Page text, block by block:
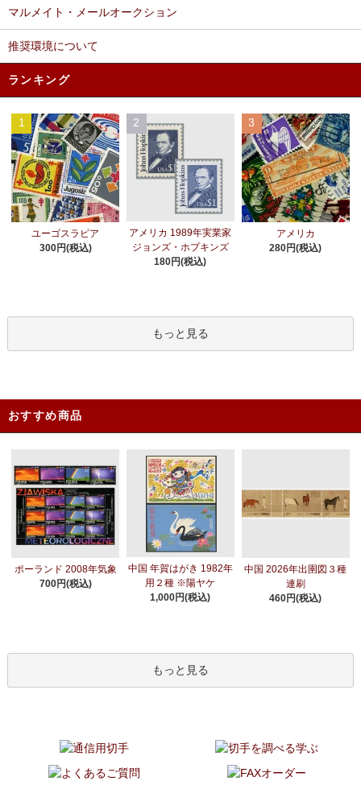
マルメイト・メールオークション
推奨環境について
ランキング
1
ユーゴスラビア
300円(税込)
2
アメリカ 1989年実業家
ジョンズ・ホプキンズ
180円(税込)
3
アメリカ
280円(税込)
もっと見る
おすすめ商品
ポーランド 2008年気象
700円(税込)
中国 年賀はがき 1982年
用２種 ※陽ヤケ
1,000円(税込)
中国 2026年出圉図３種
連刷
460円(税込)
もっと見る